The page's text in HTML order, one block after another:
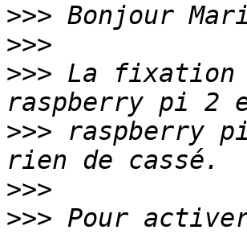
>>>
>>>
>>> La fixation
>>> raspberry
>>>
>>> Pour